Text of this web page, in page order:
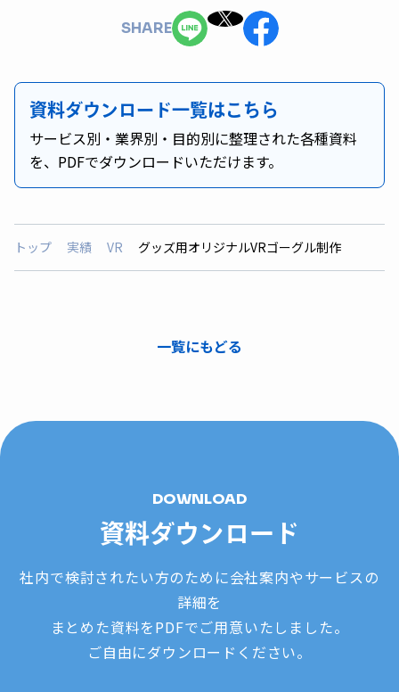
SHARE
資料ダウンロード一覧はこちら
サービス別・業界別・目的別に整理された各種資料
を、PDFでダウンロードいただけます。
トップ 実績 VR グッズ用オリジナルVRゴーグル制作
一覧にもどる
DOWNLOAD
資料ダウンロード
社内で検討されたい方のために会社案内やサービスの
詳細を
まとめた資料をPDFでご用意いたしました。
ご自由にダウンロードください。